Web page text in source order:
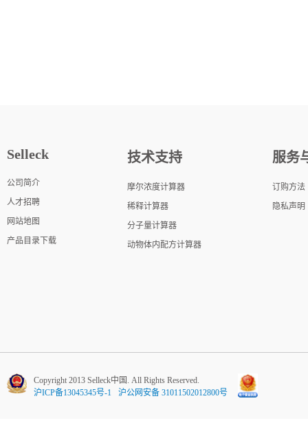
Selleck
公司简介
人才招聘
网站地图
产品目录下载
技术支持
摩尔浓度计算器
稀释计算器
分子量计算器
动物体内配方计算器
服务
订购方法
隐私声明
Copyright 2013 Selleck中国. All Rights Reserved.
沪ICP备13045345号-1
沪公网安备 31011502012800号